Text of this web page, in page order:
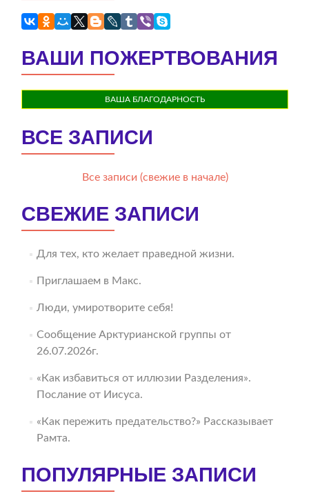
ВАШИ ПОЖЕРТВОВАНИЯ
ВАША БЛАГОДАРНОСТЬ
ВСЕ ЗАПИСИ
Все записи (свежие в начале)
СВЕЖИЕ ЗАПИСИ
Для тех, кто желает праведной жизни.
Приглашаем в Макс.
Люди, умиротворите себя!
Сообщение Арктурианской группы от
26.07.2026г.
«Как избавиться от иллюзии Разделения».
Послание от Иисуса.
«Как пережить предательство?» Рассказывает
Рамта.
ПОПУЛЯРНЫЕ ЗАПИСИ